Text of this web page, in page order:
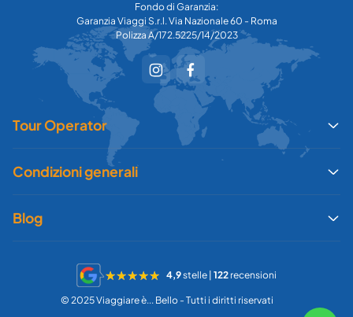
Fondo di Garanzia:
Garanzia Viaggi S.r.l. Via Nazionale 60 - Roma
Polizza A/172.5225/14/2023
Tour Operator
Condizioni generali
Blog
4,9stelle | 122 recensioni
© 2025 Viaggiare è... Bello - Tutti i diritti riservati